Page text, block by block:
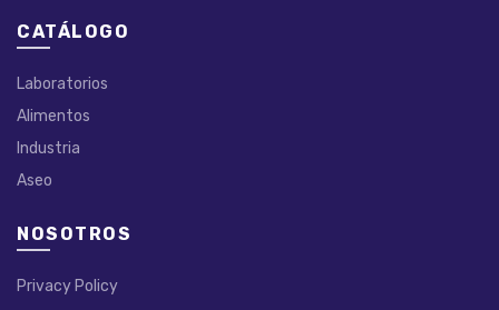
CATÁLOGO
Laboratorios
Alimentos
Industria
Aseo
NOSOTROS
Privacy Policy